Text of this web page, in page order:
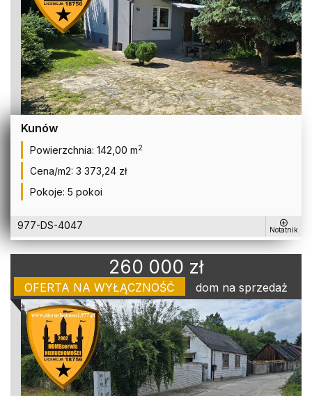
Kunów
Powierzchnia: 142,00 m2
Cena/m2: 3 373,24 zł
Pokoje: 5 pokoi
977-DS-4047 Notatnik
260 000 zł
OFERTA NA WYŁĄCZNOŚĆ dom na sprzedaż